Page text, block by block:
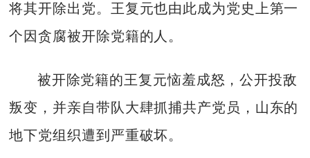
将其开除出党。王复元也由此成为党史上第一
个因贪腐被开除党籍的人。
被开除党籍的王复元恼羞成怒，公开投敌
叛变，并亲自带队大肆抓捕共产党员，山东的
地下党组织遭到严重破坏。